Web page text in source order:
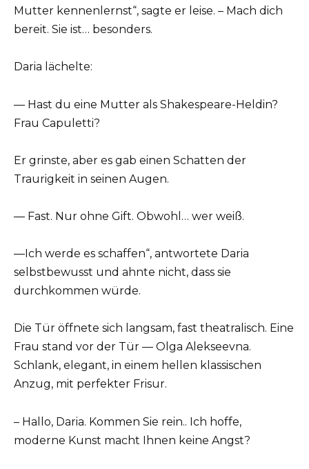
Mutter kennenlernst“, sagte er leise. – Mach dich
bereit. Sie ist… besonders.
Daria lächelte:
— Hast du eine Mutter als Shakespeare-Heldin?
Frau Capuletti?
Er grinste, aber es gab einen Schatten der
Traurigkeit in seinen Augen.
— Fast. Nur ohne Gift. Obwohl… wer weiß.
—Ich werde es schaffen“, antwortete Daria
selbstbewusst und ahnte nicht, dass sie
durchkommen würde.
Die Tür öffnete sich langsam, fast theatralisch. Eine
Frau stand vor der Tür — Olga Alekseevna.
Schlank, elegant, in einem hellen klassischen
Anzug, mit perfekter Frisur.
– Hallo, Daria. Kommen Sie rein.. Ich hoffe,
moderne Kunst macht Ihnen keine Angst?